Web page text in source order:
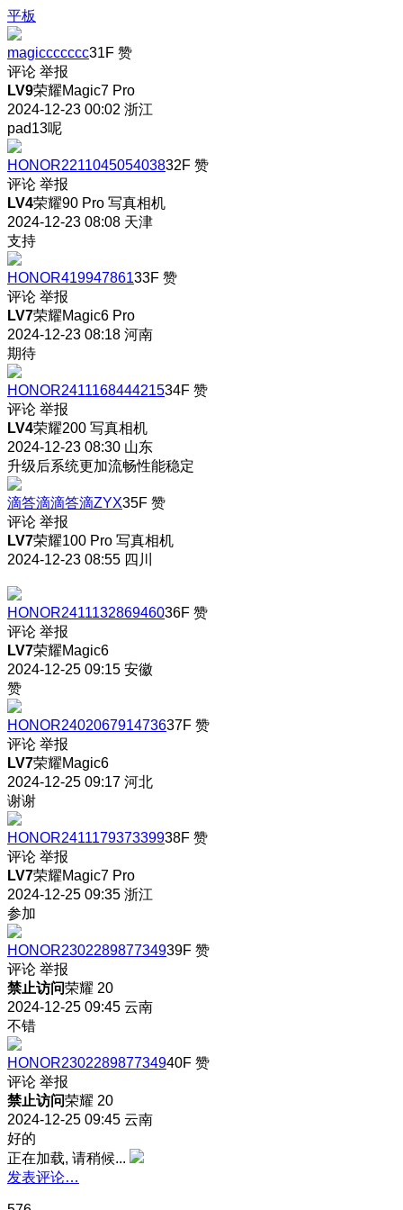
平板
magiccccccc31F 赞
评论 举报
LV9荣耀Magic7 Pro
2024-12-23 00:02 浙江
pad13呢
HONOR221104505403832F 赞
评论 举报
LV4荣耀90 Pro 写真相机
2024-12-23 08:08 天津
支持
HONOR41994786133F 赞
评论 举报
LV7荣耀Magic6 Pro
2024-12-23 08:18 河南
期待
HONOR241116844421534F 赞
评论 举报
LV4荣耀200 写真相机
2024-12-23 08:30 山东
升级后系统更加流畅性能稳定
滴答滴滴答滴ZYX35F 赞
评论 举报
LV7荣耀100 Pro 写真相机
2024-12-23 08:55 四川
HONOR241113286946036F 赞
评论 举报
LV7荣耀Magic6
2024-12-25 09:15 安徽
赞
HONOR240206791473637F 赞
评论 举报
LV7荣耀Magic6
2024-12-25 09:17 河北
谢谢
HONOR241117937339938F 赞
评论 举报
LV7荣耀Magic7 Pro
2024-12-25 09:35 浙江
参加
HONOR230228987734939F 赞
评论 举报
禁止访问荣耀 20
2024-12-25 09:45 云南
不错
HONOR230228987734940F 赞
评论 举报
禁止访问荣耀 20
2024-12-25 09:45 云南
好的
正在加载, 请稍候...
发表评论…